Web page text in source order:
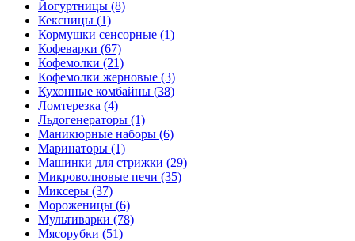
Йогуртницы (8)
Кексницы (1)
Кормушки сенсорные (1)
Кофеварки (67)
Кофемолки (21)
Кофемолки жерновые (3)
Кухонные комбайны (38)
Ломтерезка (4)
Льдогенераторы (1)
Маникюрные наборы (6)
Маринаторы (1)
Машинки для стрижки (29)
Микроволновые печи (35)
Миксеры (37)
Мороженицы (6)
Мультиварки (78)
Мясорубки (51)